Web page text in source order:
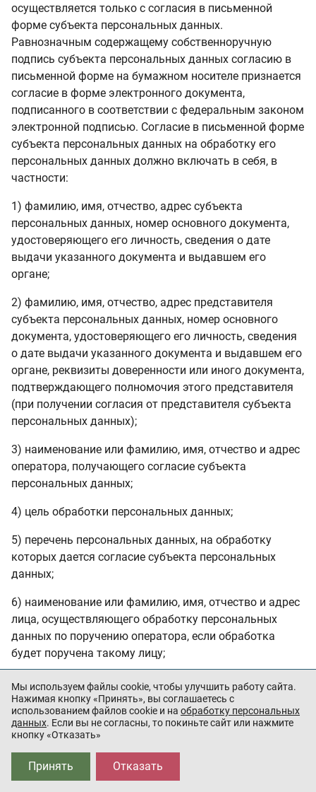
осуществляется только с согласия в письменной
форме субъекта персональных данных.
Равнозначным содержащему собственноручную
подпись субъекта персональных данных согласию в
письменной форме на бумажном носителе признается
согласие в форме электронного документа,
подписанного в соответствии с федеральным законом
электронной подписью. Согласие в письменной форме
субъекта персональных данных на обработку его
персональных данных должно включать в себя, в
частности:
1) фамилию, имя, отчество, адрес субъекта
персональных данных, номер основного документа,
удостоверяющего его личность, сведения о дате
выдачи указанного документа и выдавшем его
органе;
2) фамилию, имя, отчество, адрес представителя
субъекта персональных данных, номер основного
документа, удостоверяющего его личность, сведения
о дате выдачи указанного документа и выдавшем его
органе, реквизиты доверенности или иного документа,
подтверждающего полномочия этого представителя
(при получении согласия от представителя субъекта
персональных данных);
3) наименование или фамилию, имя, отчество и адрес
оператора, получающего согласие субъекта
персональных данных;
4) цель обработки персональных данных;
5) перечень персональных данных, на обработку
которых дается согласие субъекта персональных
данных;
6) наименование или фамилию, имя, отчество и адрес
лица, осуществляющего обработку персональных
данных по поручению оператора, если обработка
будет поручена такому лицу;
7) перечень действий с персональными данными, на
совершение которых дается согласие, общее описание
используемых оператором способов обработки
персональных данных;
8) срок, в течение которого действует согласие
Мы используем файлы cookie, чтобы улучшить работу сайта.
Нажимая кнопку «Принять», вы соглашаетесь с
использованием файлов cookie и на обработку персональных
данных. Если вы не согласны, то покиньте сайт или нажмите
кнопку «Отказать»
Отказать
Принять